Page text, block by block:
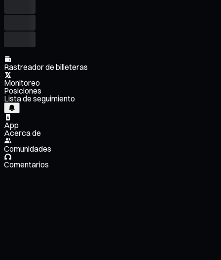
Rastreador de billeteras
Monitoreo
Posiciones
Lista de seguimiento
App
Acerca de
Comunidades
Comentarios